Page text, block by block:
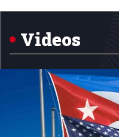
1
Videos